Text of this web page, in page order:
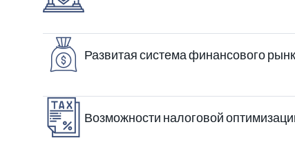
Развитая система финансового
Возможности налоговой